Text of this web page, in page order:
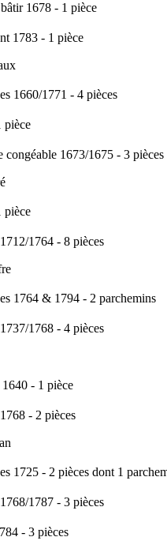
1678 - 1 pièce
1783 - 1 pièce
1660/1771 - 4 pièces
pièce
1673/1675 - 3 pièces
pièce
1764 - 8 pièces
1764 & 1794 - 2 parchemins
1768 - 4 pièces
- 1 pièce
- 2 pièces
1725 - 2 pièces dont 1
1787 - 3 pièces
- 3 pièces